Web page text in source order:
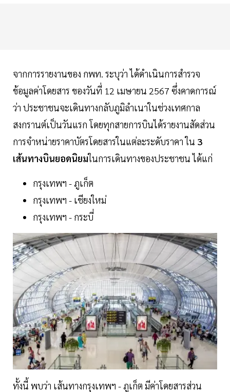
จากการรายงานของ กพท. ระบุว่า ได้ดำเนินการสำรวจ
ข้อมูลค่าโดยสาร ของวันที่ 12 เมษายน 2567 ซึ่งคาดการณ์
ว่า ประชาชนจะเดินทางกลับภูมิลำเนาในช่วงเทศกาล
สงกรานต์เป็นวันแรก โดยทุกสายการบินได้รายงานสัดส่วน
การจำหน่ายราคาบัตรโดยสารในแต่ละระดับราคา ใน 3
เส้นทางบินยอดนิยมในการเดินทางของประชาชน ได้แก่
กรุงเทพฯ - ภูเก็ต
กรุงเทพฯ - เชียงใหม่
กรุงเทพฯ - กระบี่
ทั้งนี้ พบว่า เส้นทางกรุงเทพฯ - ภูเก็ต มีค่าโดยสารส่วน